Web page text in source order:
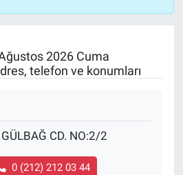
2026 Cuma
telefon ve konumları
CD. NO:2/2
0 (212) 212 03 44